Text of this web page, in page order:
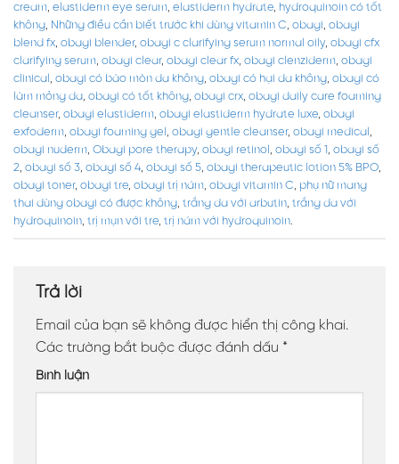
cream, elastiderm eye serum, elastiderm hydrate, hydroquinoin có tốt
không, Những điều cần biết trước khi dùng vitamin C, obagi, obagi
blend fx, obagi blender, obagi c clarifying serum normal oily, obagi cfx
clarifying serum, obagi clear, obagi clear fx, obagi clenziderm, obagi
clinical , obagi có bào mòn da không, obagi có hại da không, obagi có
làm mỏng da, obagi có tốt không, obagi crx, obagi daily care foaming
cleanser, obagi elastiderm, obagi elastiderm hydrate luxe, obagi
exfoderm, obagi foaming gel , obagi gentle cleanser, obagi medical ,
obagi nuderm, Obagi pore therapy, obagi retinol , obagi số 1, obagi số
2, obagi số 3, obagi số 4, obagi số 5, obagi therapeutic lotion 5% BPO,
obagi toner, obagi tre, obagi trị nám, obagi vitamin C, phụ nữ mang
thai dùng obagi có được không, trắng da với arbutin, trắng da với
hydroquinoin, trị mụn với tre, trị nám với hydroquinoin.
Trả lời
Email của bạn sẽ không được hiển thị công khai.
Các trường bắt buộc được đánh dấu *
Bình luận